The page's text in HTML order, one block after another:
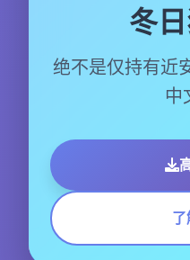
冬
绝不是仅持有近
中